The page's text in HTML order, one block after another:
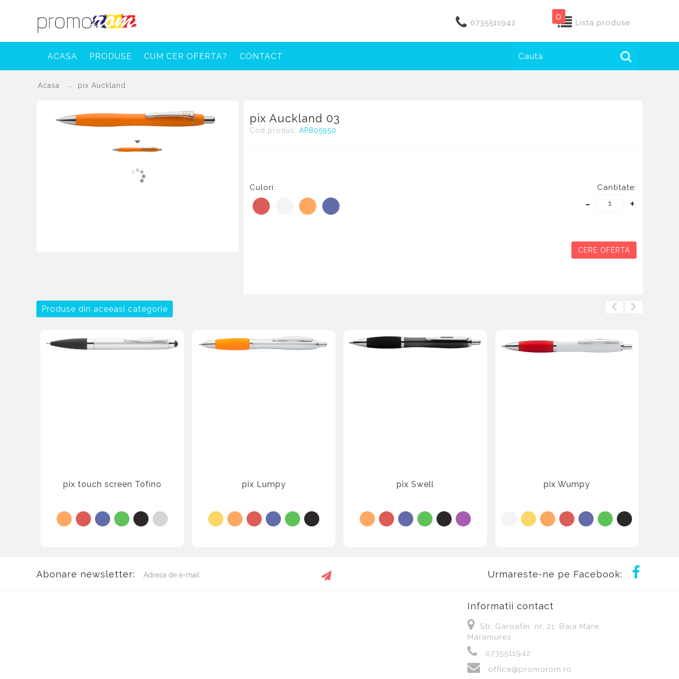
0735511942
0
Lista produse
ACASA PRODUSE CUM CER OFERTA? CONTACT
Acasa pix Auckland
pix Auckland 03
Cod produs: AP805950
Culori: Cantitate:
- +
CERE OFERTA
Produse din aceeasi categorie
pix touch screen Tofino pix Lumpy pix Swell pix Wumpy
Abonare newsletter: Urmareste-ne pe Facebook:
Informatii contact
Str. Garoafei, nr, 21, Baia Mare,
Maramures
0735511942
office@promorom.ro